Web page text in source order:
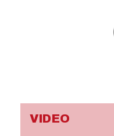
VIDEO